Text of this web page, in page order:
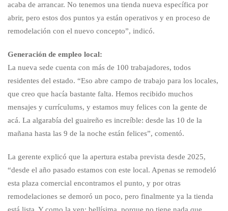
acaba de arrancar. No tenemos una tienda nueva específica por
abrir, pero estos dos puntos ya están operativos y en proceso de
remodelación con el nuevo concepto”, indicó.
Generación de empleo local:
La nueva sede cuenta con más de 100 trabajadores, todos
residentes del estado. “Eso abre campo de trabajo para los locales,
que creo que hacía bastante falta. Hemos recibido muchos
mensajes y currículums, y estamos muy felices con la gente de
acá. La algarabía del guaireño es increíble: desde las 10 de la
mañana hasta las 9 de la noche están felices”, comentó.
La gerente explicó que la apertura estaba prevista desde 2025,
“desde el año pasado estamos con este local. Apenas se remodeló
esta plaza comercial encontramos el punto, y por otras
remodelaciones se demoró un poco, pero finalmente ya la tienda